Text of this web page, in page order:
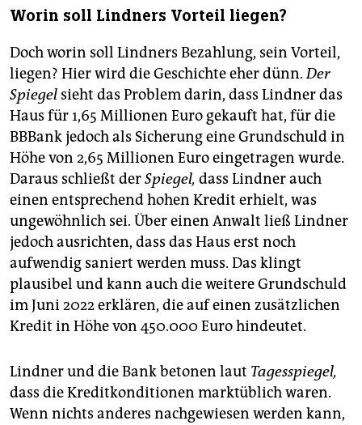
Worin soll Lindners Vorteil liegen?
Doch worin soll Lindners Bezahlung, sein Vorteil,
liegen? Hier wird die Geschichte eher dünn.Der
Spiegel sieht das Problem darin, dass Lindner das
Haus für 1,65 Millionen Euro gekauft hat, für die
BBBank jedoch als Sicherung eine Grundschuld in
Höhe von 2,65 Millionen Euro eingetragen wurde.
Daraus schließt derSpiegel, dass Lindner auch
einen entsprechend hohen Kredit erhielt, was
ungewöhnlich sei. Über einen Anwalt ließ Lindner
jedoch ausrichten, dass das Haus erst noch
aufwendig saniert werden muss. Das klingt
plausibel und kann auch die weitere Grundschuld
im Juni 2022 erklären, die auf einen zusätzlichen
Kredit in Höhe von 450.000 Euro hindeutet.
Lindner und die Bank betonen laut Tagesspiegel,
dass die Kreditkonditionen marktüblich waren.
Wenn nichts anderes nachgewiesen werden kann,